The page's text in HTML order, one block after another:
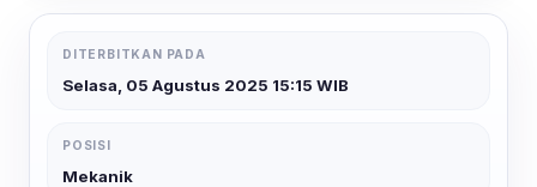
DITERBITKAN PADA
Selasa, 05 Agustus 2025 15:15 WIB
POSISI
Mekanik